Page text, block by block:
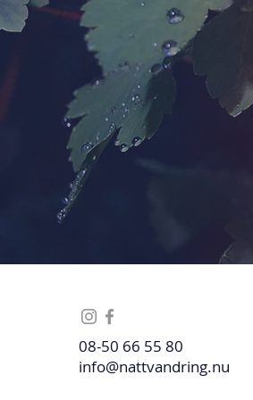
08-50 66 55 80
info@nattvandring.nu